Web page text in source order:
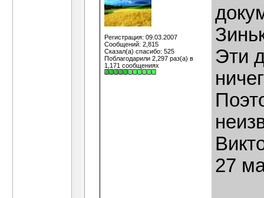
Регистрация: 09.03.2007
Сообщений: 2,815
Сказал(а) спасибо: 525
Поблагодарили 2,297 раз(а) в
1,171 сообщениях
Эти
27